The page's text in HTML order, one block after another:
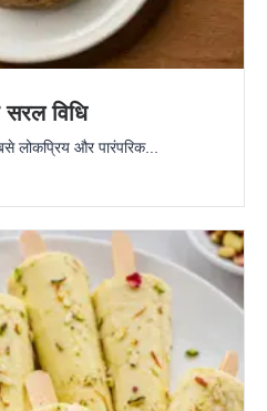
विधि
लोकप्रिय और पारंपरिक...